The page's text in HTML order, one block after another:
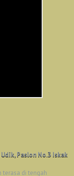
Paslon No.3 Iskak
terasa di tengah